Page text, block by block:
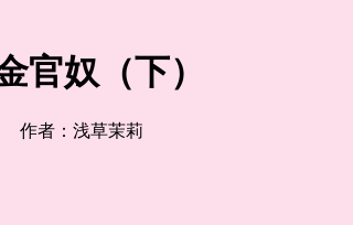
官奴（下）
作者：浅草茉莉